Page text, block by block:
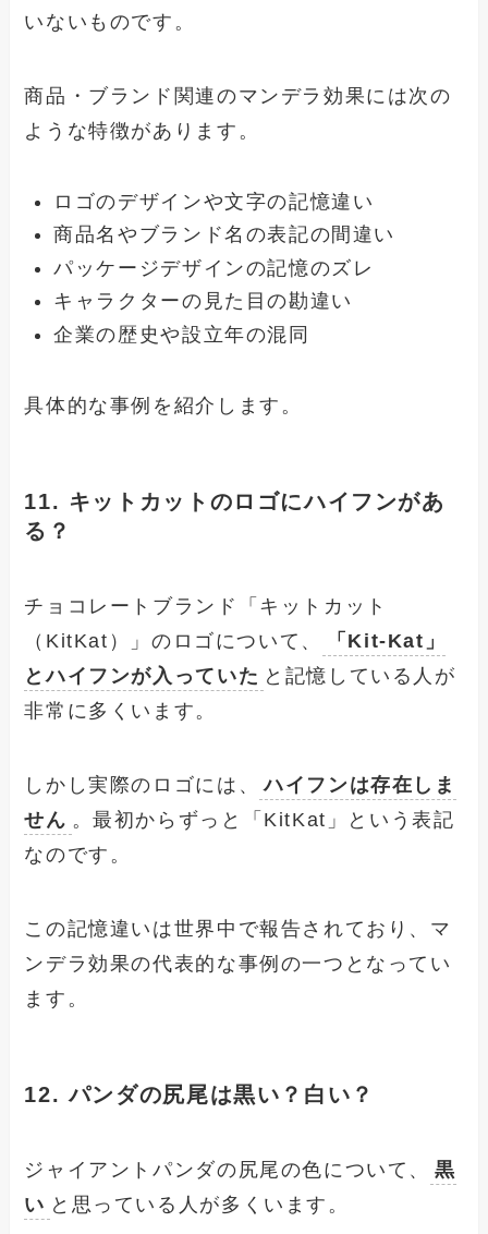
いないものです。
商品・ブランド関連のマンデラ効果には次の
ような特徴があります。
ロゴのデザインや文字の記憶違い
商品名やブランド名の表記の間違い
パッケージデザインの記憶のズレ
キャラクターの見た目の勘違い
企業の歴史や設立年の混同
具体的な事例を紹介します。
11. キットカットのロゴにハイフンがあ
る？
チョコレートブランド「キットカット
（KitKat）」のロゴについて、
「Kit-Kat」
とハイフンが入っていた と記憶している人が
非常に多くいます。
しかし実際のロゴには、
ハイフンは存在しま
せん 。最初からずっと「KitKat」という表記
なのです。
この記憶違いは世界中で報告されており、マ
ンデラ効果の代表的な事例の一つとなってい
ます。
12. パンダの尻尾は黒い？白い？
ジャイアントパンダの尻尾の色について、
黒
い と思っている人が多くいます。